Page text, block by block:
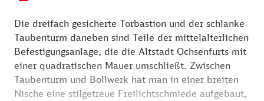
Die dreifach gesicherte Torbastion und der schlanke
Taubenturm daneben sind Teile der mittelalterlichen
Befestigungsanlage, die die Altstadt Ochsenfurts mit
einer quadratischen Mauer umschließt. Zwischen
Taubenturm und Bollwerk hat man in einer breiten
Nische eine stilgetreue Freilichtschmiede aufgebaut,